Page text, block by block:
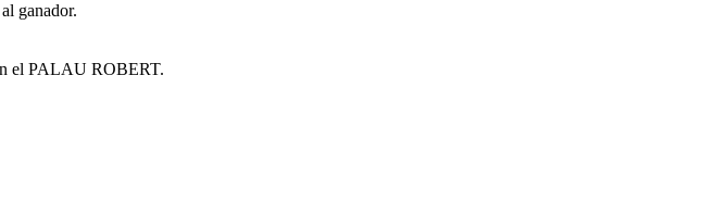
ganador.
el PALAU ROBERT.